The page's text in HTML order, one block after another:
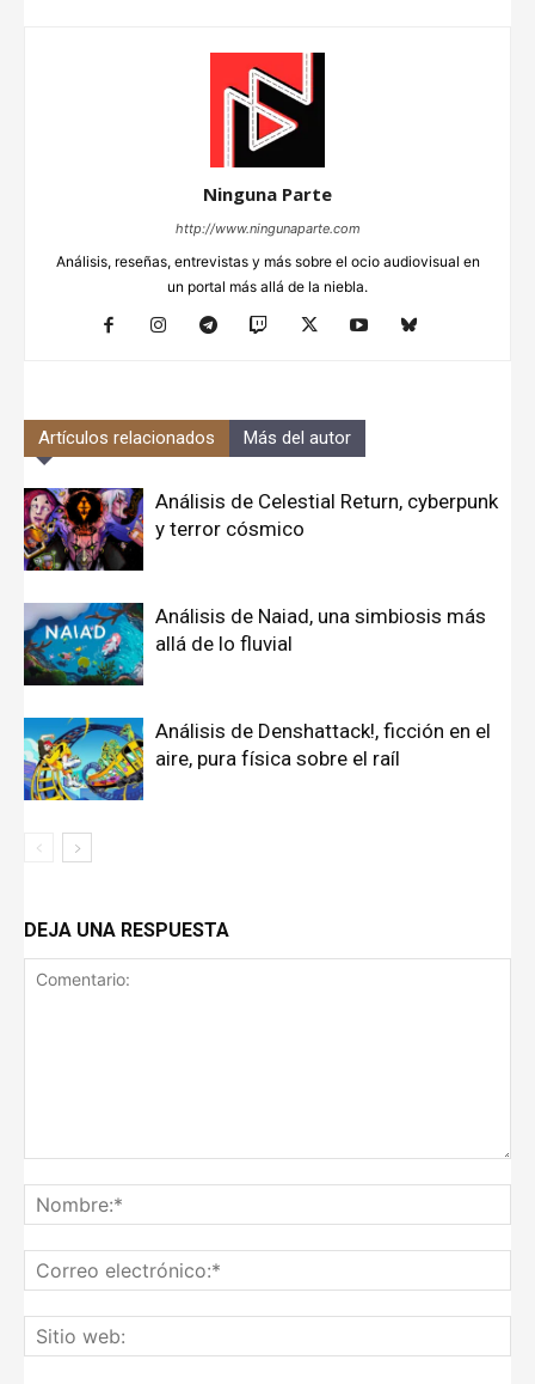
Ninguna Parte
http://www.ningunaparte.com
Análisis, reseñas, entrevistas y más sobre el ocio audiovisual en
un portal más allá de la niebla.
Artículos relacionados Más del autor
Análisis de Celestial Return, cyberpunk
y terror cósmico
Análisis de Naiad, una simbiosis más
allá de lo fluvial
Análisis de Denshattack!, ficción en el
aire, pura física sobre el raíl
DEJA UNA RESPUESTA